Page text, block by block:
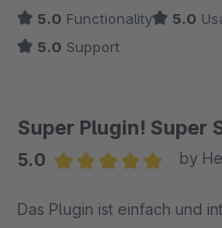
5.0 Functionality 5.0
5.0 Support
Super Plugin! Super
5.0
by
Das Plugin ist einfach und